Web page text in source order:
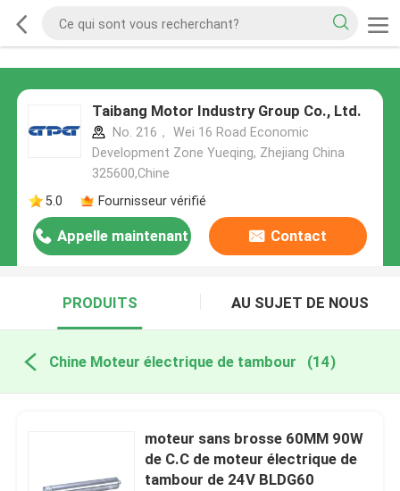
Taibang Motor Industry Group Co., Ltd.
No. 216， Wei 16 Road Economic
Development Zone Yueqing, Zhejiang China
325600,Chine
5.0
Fournisseur vérifié
Appelle maintenant Contact
PRODUITS AU SUJET DE NOUS
Chine Moteur électrique de tambour (14)
moteur sans brosse 60MM 90W
de C.C de moteur électrique de
tambour de 24V BLDG60